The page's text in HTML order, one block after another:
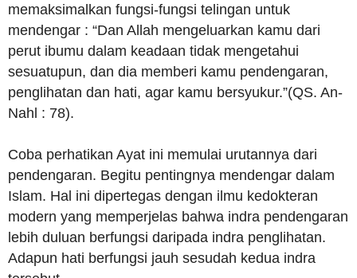
memaksimalkan fungsi-fungsi telingan untuk
mendengar : “Dan Allah mengeluarkan kamu dari
perut ibumu dalam keadaan tidak mengetahui
sesuatupun, dan dia memberi kamu pendengaran,
penglihatan dan hati, agar kamu bersyukur.”(QS. An-
Nahl : 78).
Coba perhatikan Ayat ini memulai urutannya dari
pendengaran. Begitu pentingnya mendengar dalam
Islam. Hal ini dipertegas dengan ilmu kedokteran
modern yang memperjelas bahwa indra pendengaran
lebih duluan berfungsi daripada indra penglihatan.
Adapun hati berfungsi jauh sesudah kedua indra